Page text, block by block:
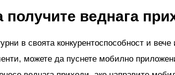
получите веднага
в своята конкурентоспособност и
можете да пуснете мобилно